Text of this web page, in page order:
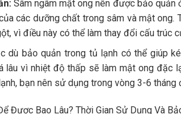
Sâm ngâm mật ong nên được bảo
các dưỡng chất trong sâm và mật ong.
vì điều này có thể làm thay đổi cấu trúc
dù bảo quản trong tủ lạnh có thể giúp
lâu vì nhiệt độ thấp sẽ làm mật ong đặc
bạn nên sử dụng trong vòng 3-6